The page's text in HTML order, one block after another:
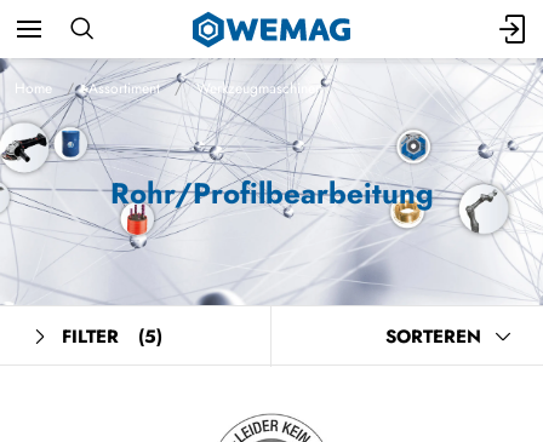
Home Assortiment Werkzeugmaschinen
Rohr/Profilbearbeitung
FILTER (5) SORTEREN